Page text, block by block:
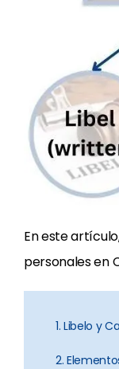
En este
personales en
1. Libelo y
2.